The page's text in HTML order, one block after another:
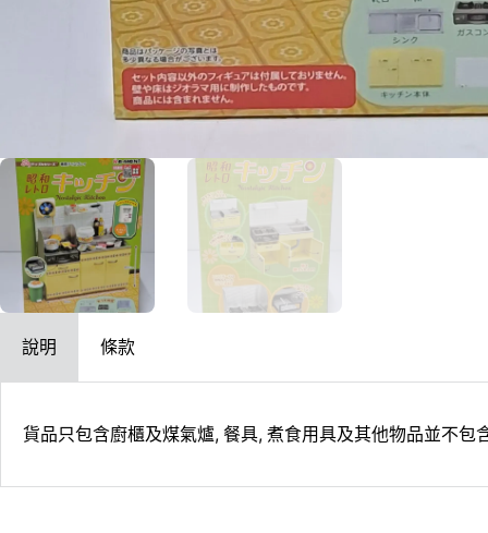
說明 條款
貨品只包含廚櫃及煤氣爐, 餐具, 煮食用具及其他物品並不包